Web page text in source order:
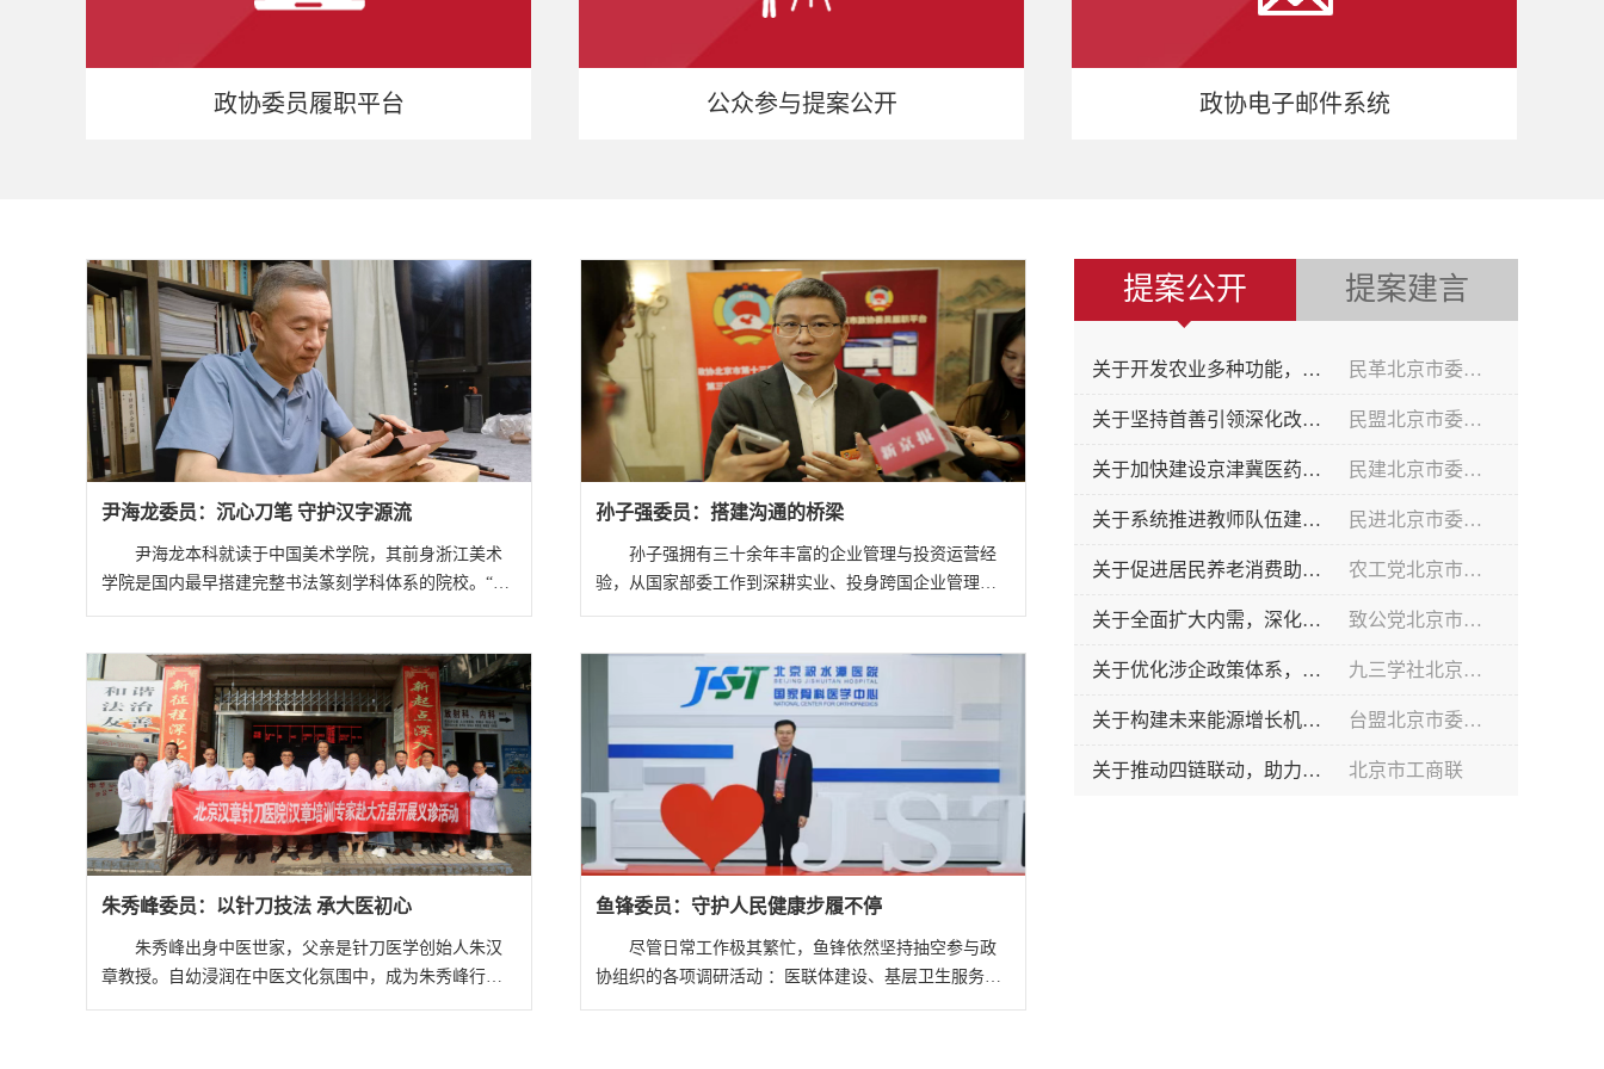
政协委员履职平台 公众参与提案公开 政协电子邮件系统
尹海龙委员：沉心刀笔 守护汉字源流
尹海龙本科就读于中国美术学院，其前身浙江美术
学院是国内最早搭建完整书法篆刻学科体系的院校。“在
校期间，古文字、金石学、篆书线条训练是每日必修
刻打下了坚实基础。
孙子强委员：搭建沟通的桥梁
孙子强拥有三十余年丰富的企业管理与投资运营经
验，从国家部委工作到深耕实业、投身跨国企业管理，
再到自主创业、引领华商群体，始终坚守实体经济根
贡献坚实力量。
朱秀峰委员：以针刀技法 承大医初心
朱秀峰出身中医世家，父亲是针刀医学创始人朱汉
章教授。自幼浸润在中医文化氛围中，成为朱秀峰行医
路上最珍贵的启蒙。
鱼锋委员：守护人民健康步履不停
尽管日常工作极其繁忙，鱼锋依然坚持抽空参与政
协组织的各项调研活动 ：医联体建设、基层卫生服务、
殡葬领域治理……只要有时间，他必定全程参与。
提案公开 提案建言
关于开发农业多种功能，大力培育乡村全面振兴新业态新机制的提案 民革北京市委员会
关于坚持首善引领深化改革，促进我市教育科技人才协同发展的提案 民盟北京市委员会
关于加快建设京津冀医药健康产业协同创新共同体的提案 民建北京市委员会
关于系统推进教师队伍建设，支撑首都教育高质量发展的提案 民进北京市委员会
关于促进居民养老消费助力北京养老产业高质量发展的提案 农工党北京市委员会
关于全面扩大内需，深化国际消费中心城市建设的提案 致公党北京市委员会
关于优化涉企政策体系，释放放科技企业创新活力的提案 九三学社北京市委员会
关于构建未来能源增长机制，增强首都高质量发展内生动力的提案 台盟北京市委员会
关于推动四链联动，助力京津冀氢能产业协同发展的提案 北京市工商联